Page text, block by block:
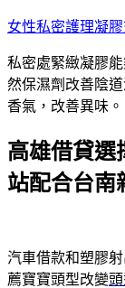
跳
主
要
內
女性私密護理凝
私密處緊緻凝膠
然保濕劑改善陰
香氣，改善異味。
高雄借貸選
站配合台南
汽車借款和塑膠
薦寶寶頭型改變